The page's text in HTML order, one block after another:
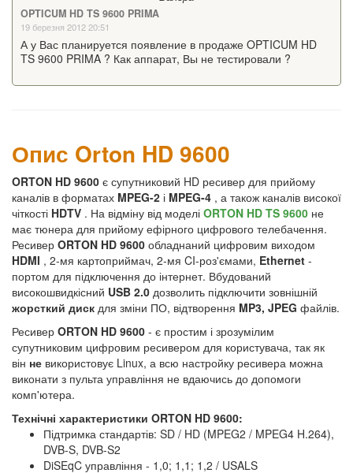
OPTICUM HD TS 9600 PRIMA
19 березня 2012 20:51
А у Вас планируется появление в продаже OPTICUM HD
TS 9600 PRIMA ? Как аппарат, Вы не тестировали ?
Опис Orton HD 9600
ORTON HD 9600 є супутниковий HD ресивер для прийому
каналів в форматах MPEG-2 і MPEG-4 , а також каналів високої
чіткості HDTV . На відміну від моделі ORTON HD TS 9600 не
має тюнера для прийому ефірного цифрового телебачення.
Ресивер ORTON HD 9600 обладнаний цифровим виходом
HDMI , 2-мя картоприймач, 2-мя CI-роз'ємами, Ethernet -
портом для підключення до інтернет. Вбудований
високошвидкісний USB 2.0 дозволить підключити зовнішній
жорсткий диск для зміни ПО, відтворення MP3, JPEG файлів.
Ресивер ORTON HD 9600 - є простим і зрозумілим
супутниковим цифровим ресивером для користувача, так як
він не використовує Linux, а всю настройку ресивера можна
виконати з пульта управління не вдаючись до допомоги
комп'ютера.
Технічні характеристики ORTON HD 9600:
Підтримка стандартів: SD / HD (MPEG2 / MPEG4 H.264),
DVB-S, DVB-S2
DiSEqC управління - 1,0; 1,1; 1,2 / USALS